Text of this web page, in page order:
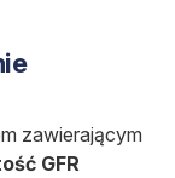
zawierającym
GFR